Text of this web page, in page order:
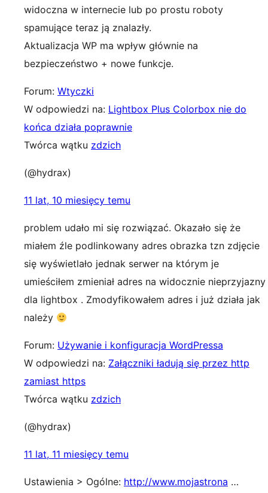
widoczna w internecie lub po prostu roboty
spamujące teraz ją znalazły.
Aktualizacja WP ma wpływ głównie na
bezpieczeństwo + nowe funkcje.
Forum: Wtyczki
W odpowiedzi na: Lightbox Plus Colorbox nie do
końca działa poprawnie
Twórca wątku zdzich
(@hydrax)
11 lat, 10 miesięcy temu
problem udało mi się rozwiązać. Okazało się że
miałem źle podlinkowany adres obrazka tzn zdjęcie
się wyświetlało jednak serwer na którym je
umieściłem zmieniał adres na widocznie nieprzyjazny
dla lightbox . Zmodyfikowałem adres i już działa jak
należy
Forum: Używanie i konfiguracja WordPressa
W odpowiedzi na: Załączniki ładują się przez http
zamiast https
Twórca wątku zdzich
(@hydrax)
11 lat, 11 miesięcy temu
Ustawienia > Ogólne: http://www.mojastrona …